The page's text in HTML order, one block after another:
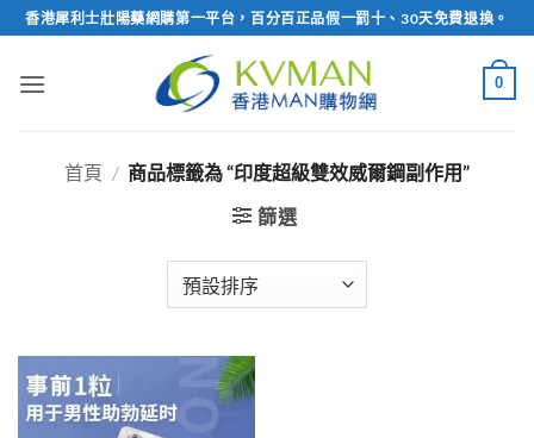
Skip
to
content
香港犀利士壯陽藥網購第一平台，百分百正品假一罰十、30天免費退換。
0
首頁 / 商品標籤為 “印度超級雙效威爾鋼副作用”
篩選